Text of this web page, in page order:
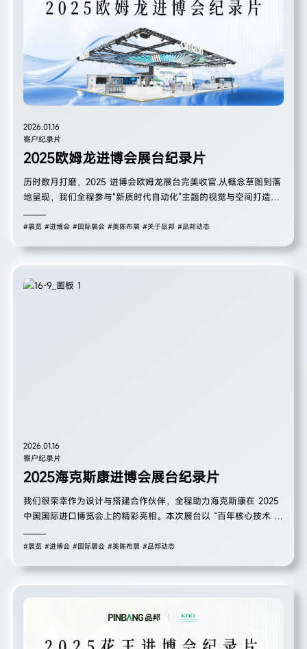
2026.01.16
客户纪录片
2025欧姆龙进博会展台纪录片
历时数月打磨，2025 进博会欧姆龙展台完美收官.从概念草图到落
地呈现，我们全程参与“新质时代自动化”主题的视觉与空间打造，
#展览 #进博会 #国际展会 #美陈布展 #关于品邦 #品邦动态
2026.01.16
客户纪录片
2025海克斯康进博会展台纪录片
我们很荣幸作为设计与搭建合作伙伴，全程助力海克斯康在 2025
中国国际进口博览会上的精彩亮相。本次展台以 “百年核心技术 扎
根中国” 为核心，通过沉浸式空间设计、互动体验区及品牌咖啡
车，全方位展现了海克斯康在质量技术领域的领先地位与人文温
#展览 #进博会 #国际展会 #美陈布展 #品邦动态